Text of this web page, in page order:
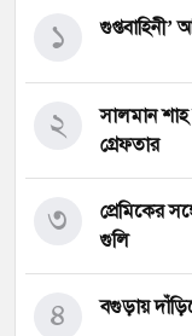
গুপ্তবাহিনী’
১
সালমান
গ্রেফতার
২
প্রেমিকের
গুলি
৩
বগুড়ায়
৪